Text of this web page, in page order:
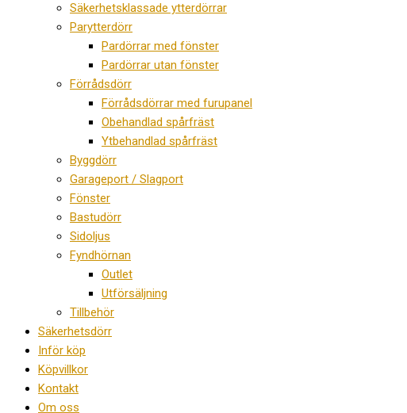
Säkerhetsklassade ytterdörrar
Parytterdörr
Pardörrar med fönster
Pardörrar utan fönster
Förrådsdörr
Förrådsdörrar med furupanel
Obehandlad spårfräst
Ytbehandlad spårfräst
Byggdörr
Garageport / Slagport
Fönster
Bastudörr
Sidoljus
Fyndhörnan
Outlet
Utförsäljning
Tillbehör
Säkerhetsdörr
Inför köp
Köpvillkor
Kontakt
Om oss